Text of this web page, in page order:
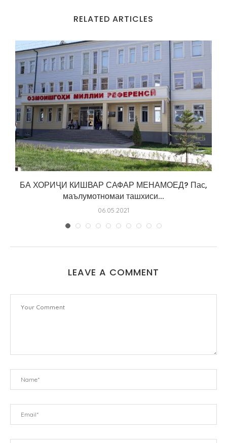
RELATED ARTICLES
БА ХОРИҶИ КИШВАР САФАР МЕНАМОЕД? Пас,
маълумотномаи ташхиси...
06.05.2021
LEAVE A COMMENT